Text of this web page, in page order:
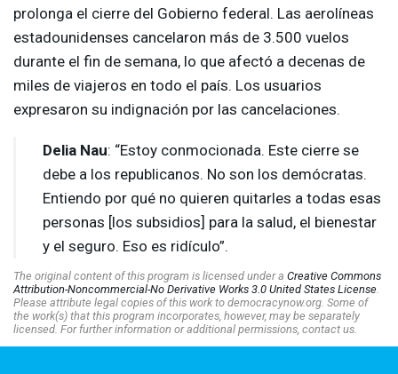
prolonga el cierre del Gobierno federal. Las aerolíneas
estadounidenses cancelaron más de 3.500 vuelos
durante el fin de semana, lo que afectó a decenas de
miles de viajeros en todo el país. Los usuarios
expresaron su indignación por las cancelaciones.
Delia Nau: “Estoy conmocionada. Este cierre se
debe a los republicanos. No son los demócratas.
Entiendo por qué no quieren quitarles a todas esas
personas [los subsidios] para la salud, el bienestar
y el seguro. Eso es ridículo”.
The original content of this program is licensed under a Creative Commons
Attribution-Noncommercial-No Derivative Works 3.0 United States License.
Please attribute legal copies of this work to democracynow.org. Some of
the work(s) that this program incorporates, however, may be separately
licensed. For further information or additional permissions, contact us.